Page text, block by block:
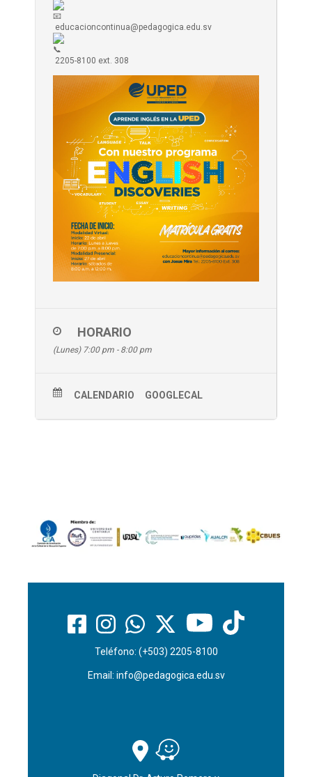
educacioncontinua@pedagogica.edu.sv
2205-8100 ext. 308
HORARIO
(Lunes) 7:00 pm - 8:00 pm
CALENDARIO GOOGLECAL
Teléfono: (+503) 2205-8100
Email: info@pedagogica.edu.sv